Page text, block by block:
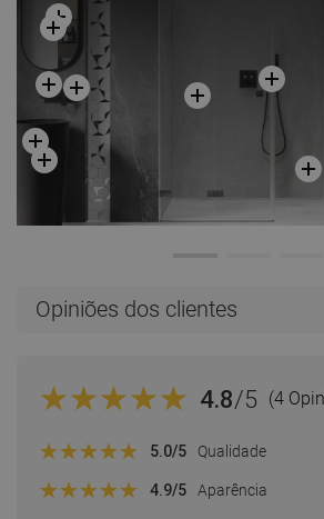
Opiniões dos clientes
4.8/5 (4
5.0/5 Qualidade
4.9/5 Aparência